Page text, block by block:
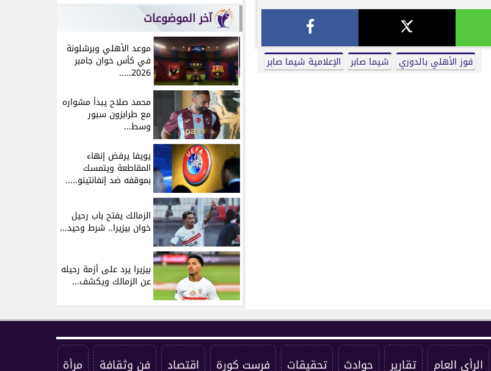
فوز الأهلي بالدوري شيما صابر الإعلامية شيما صابر
آخر الموضوعات
موعد الأهلي وبرشلونة
في كأس خوان جامبر
2026.....
محمد صلاح يبدأ مشواره
مع طرابزون سبور
وسط...
يويفا يرفض إنهاء
المقاطعة ويتمسك
بموقفه ضد إنفانتينو.....
الزمالك يفتح باب رحيل
خوان بيزيرا.. شرط وحيد...
بيزيرا يرد على أزمة رحيله
عن الزمالك ويكشف...
الرأي العام تقارير حوادث تحقيقات فرست كورة اقتصاد فن وثقافة مرأة